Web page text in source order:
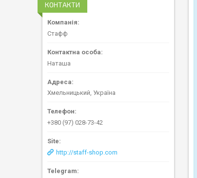
КОНТАКТИ
Стафф
Наташа
Хмельницький, Україна
+380 (97) 028-73-42
http://staff-shop.com